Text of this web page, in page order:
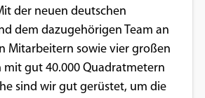
der neuen deutschen
dem dazugehörigen Team an
Mitarbeitern sowie vier großen
mit gut 40.000 Quadratmetern
sind wir gut gerüstet, um die